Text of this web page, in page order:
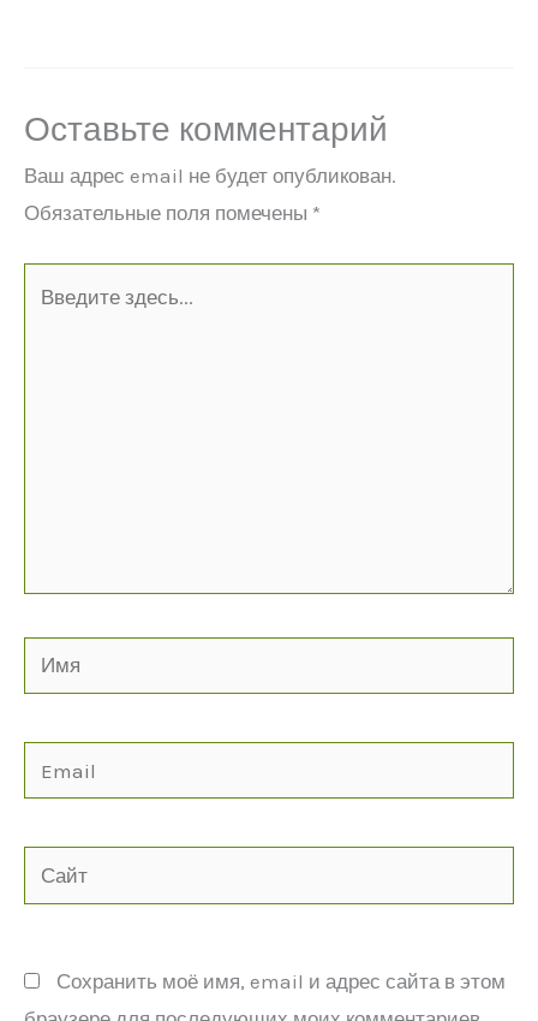
Оставьте комментарий
Ваш адрес email не будет опубликован.
Обязательные поля помечены *
Имя
Сайт
Сохранить моё имя, email и адрес сайта в этом